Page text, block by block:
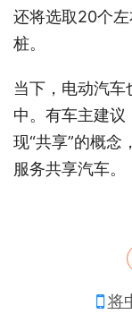
还将选取20个
桩。
当下，电动汽
中。有车主建
现“共享”的概念
服务共享汽车。
将